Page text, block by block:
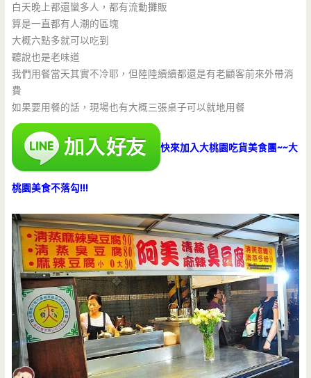
白天晚上都還蠻多人，都有流動攤販
算是一直都有人潮的區塊
大概六點多就可以吃到
聽說也是老味道
我們用餐當天其實不冷耶，但陸陸續續都還是有老顧客前來外帶消
費
如果要用餐的話，現場也有大概三張桌子可以就地用餐
快來加入大桃園吃貨美食團~~大
桃園美食不落勾!!!